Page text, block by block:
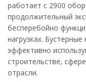
работает с 2900
продолжительный
бесперебойно
нагрузках.
эффективно
строительстве,
отрасли.